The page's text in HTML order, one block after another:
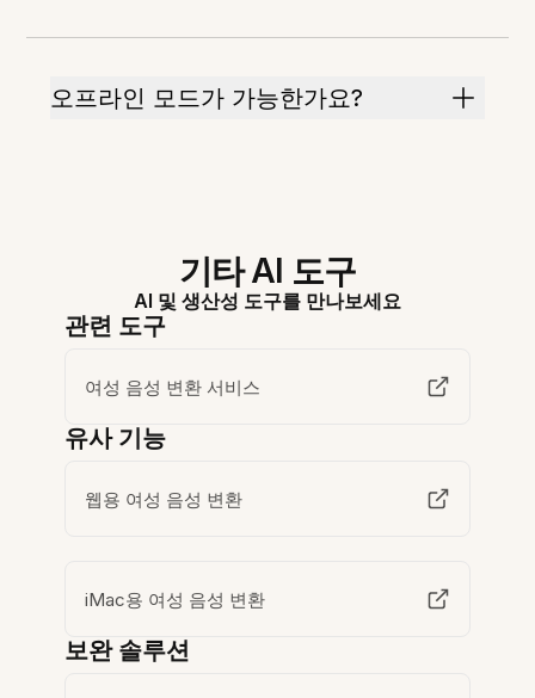
오프라인 모드가 가능한가요?
기타 AI 도구
AI 및 생산성 도구를 만나보세요
관련 도구
여성 음성 변환 서비스
유사 기능
웹용 여성 음성 변환
iMac용 여성 음성 변환
보완 솔루션